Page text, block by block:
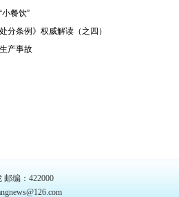
餐饮”
分条例》权威解读（之四）
产事故
编：422000